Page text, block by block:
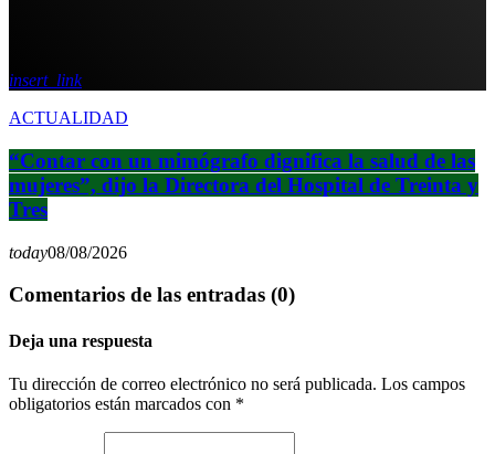
insert_link
ACTUALIDAD
“Contar con un mimógrafo dignifica la salud de las
mujeres”, dijo la Directora del Hospital de Treinta y
Tres
today08/08/2026
Comentarios de las entradas (0)
Deja una respuesta
Tu dirección de correo electrónico no será publicada. Los campos
obligatorios están marcados con *